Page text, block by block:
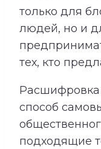
только для
людей, но и
тех, кто
Расшифровка
способ
подходящие